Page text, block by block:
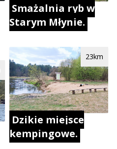
Smażalnia ryb w
Starym Młynie.
Dzikie miejsce
kempingowe.
23km